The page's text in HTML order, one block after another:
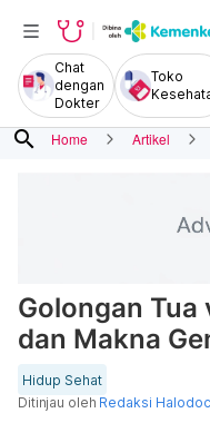
Chat
dengan
Dokter
Toko
search Home Artikel
Golongan Tua
dan Makna
Hidup Sehat
Ditinjau oleh Redaksi